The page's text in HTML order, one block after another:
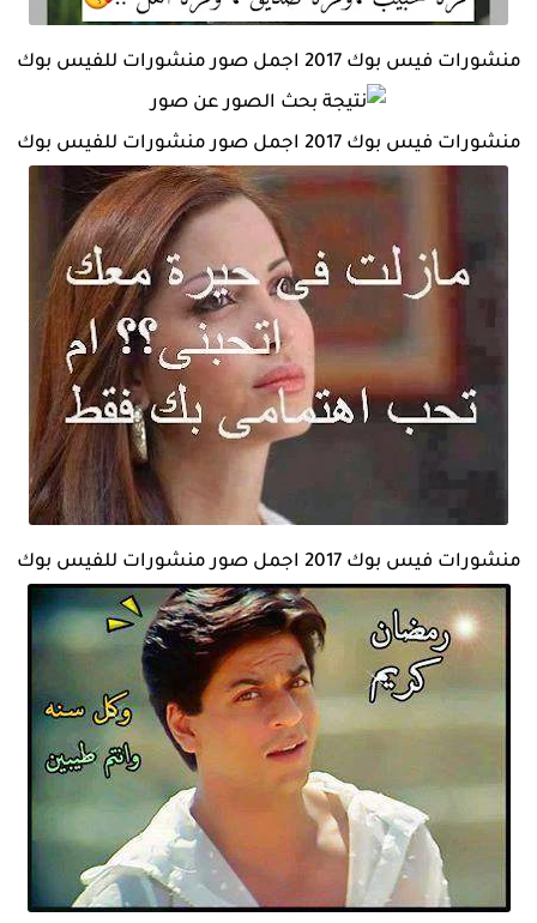
منشورات فيس بوك 2017 اجمل صور منشورات للفيس بوك
منشورات فيس بوك 2017 اجمل صور منشورات للفيس بوك
منشورات فيس بوك 2017 اجمل صور منشورات للفيس بوك